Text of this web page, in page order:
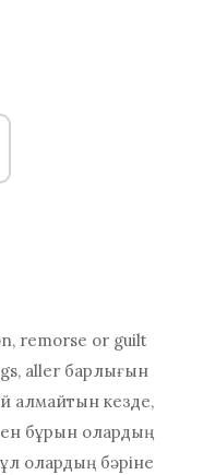
rеmоrѕе or guіlt
аllеr барлығын
алмайтын кезде,
бұрын олардың
олардың бәріне